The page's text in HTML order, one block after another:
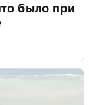
было при